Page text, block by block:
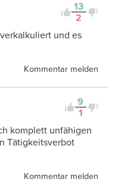
13
2
und es
Kommentar melden
9
1
komplett unfähigen
Tätigkeitsverbot
Kommentar melden